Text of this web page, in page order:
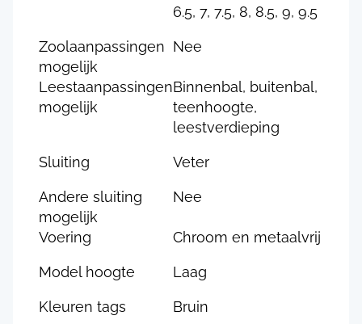
6.5, 7, 7.5, 8, 8.5, 9, 9.5
Zoolaanpassingen
mogelijk
Nee
Leestaanpassingen
mogelijk
Binnenbal, buitenbal,
teenhoogte,
leestverdieping
Sluiting Veter
Andere sluiting
mogelijk
Nee
Voering Chroom en metaalvrij
Model hoogte Laag
Kleuren tags Bruin